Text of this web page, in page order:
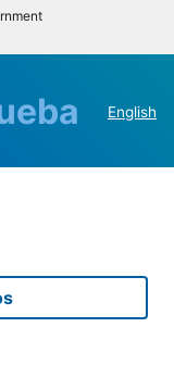
English